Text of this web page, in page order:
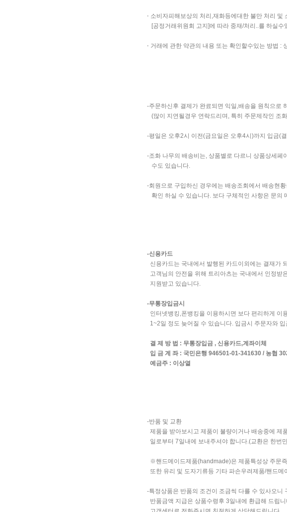
· 소비자피해보상의 처리,재화등에대한 불만 처리
[공정거래위원회 고지]에 따라 중재/처리..를 하실수
· 거래에 관한 약관의 내용 또는 확인할수있는 방법 :
-주문하신후 결제가 완료되면 익일,배송을 원칙으로
(많이 지연될경우 연락드리며, 특히 주문제작인 조
-평일은 오후2시 이전(금요일은 오후4시)까지 입금(
-조화 나무의 배송비는, 상품별로 다르니 상품상세
수도 있습니다.
-회원으로 구입하신 경우에는 배송조회에서 배송현
확인 하실 수 있습니다. 보다 구체적인 사항은 문의
-신용카드
신용카드는 국내에서 발행된 카드이외에는 결재가
고객님의 안전을 위해 트리아츠는 국내에서 인정받
지원받고 있습니다.
-무통장입금시
인터넷뱅킹,폰뱅킹을 이용하시면 보다 편리하게 이
1~2일 정도 늦어질 수 있습니다. 입금시 주문자와
결 제 방 법 : 무통장입금 , 신용카드,계좌이체
입 금 계 좌 : 국민은행 946501-01-341630 / 농협
예금주 : 이상열
-반품 및 교환
제품을 받아보시고 제품이 불량이거나 배송중에 제
일로부터 7일내에 보내주셔야 합니다.(교환은 한번
※핸드메이드제품(handmade)은 제품특성상 주문
또한 유리 및 도자기류등 기타 파손우려제품/핸드
-특정상품은 반품의 조건이 조금씩 다를 수 있사오니
반품금액 지급은 상품수령후 3일내에 환급해 드립